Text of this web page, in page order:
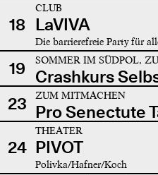
18
CLUB
LaVIVA
Die barrierefreie Party für
19 SOMMER IM SÜDPOL,
Crashkurs
23
ZUM MITMACHEN
Pro Senectute
24
THEATER
PIVOT
Polivka/Hafner/Koch